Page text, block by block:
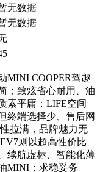
无数据
无数据
MINI COOPER驾趣
；致炫省心耐用、油
素平庸；LIFE空间
终端选择少、售后网
拉满，品牌魅力无
则以超高性价比
续航虚标、智能化薄
MINI；求稳妥务